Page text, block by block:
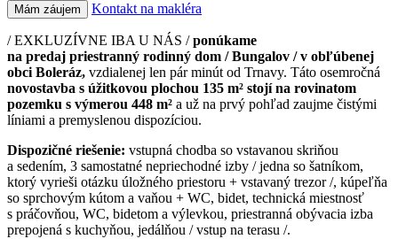
Mám záujem Kontakt na makléra
/ EXKLUZÍVNE IBA U NÁS /ponúkame
na predaj priestranný rodinný dom / Bungalov / v obľúbenej
obci Boleráz, vzdialenej len pár minút od Trnavy. Táto osemročná
novostavba s úžitkovou plochou 135 m² stojí na rovinatom
pozemku s výmerou 448 m² a už na prvý pohľad zaujme čistými
líniami a premyslenou dispozíciou.
Dispozičné riešenie: vstupná chodba so vstavanou skriňou
a sedením, 3 samostatné nepriechodné izby / jedna so šatníkom,
ktorý vyrieši otázku úložného priestoru + vstavaný trezor /, kúpeľňa
so sprchovým kútom a vaňou + WC, bidet, technická miestnosť
s práčovňou, WC, bidetom a výlevkou, priestranná obývacia izba
prepojená s kuchyňou, jedálňou / vstup na terasu /.